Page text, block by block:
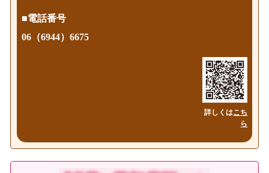
■電話番号
06（6944）6675
詳しくはこち
ら